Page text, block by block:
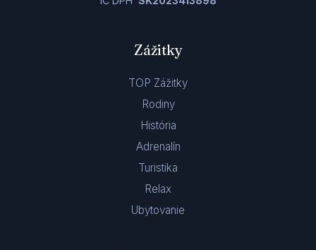
Zážitky
TOP Zážitky
Rodiny
História
Adrenalín
Turistika
Relax
Ubytovanie